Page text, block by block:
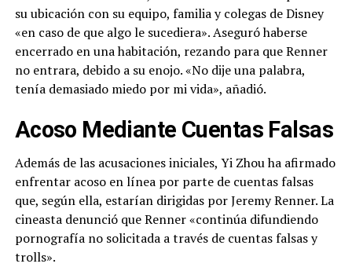
su ubicación con su equipo, familia y colegas de Disney
«en caso de que algo le sucediera». Aseguró haberse
encerrado en una habitación, rezando para que Renner
no entrara, debido a su enojo. «No dije una palabra,
tenía demasiado miedo por mi vida», añadió.
Acoso Mediante Cuentas Falsas
Además de las acusaciones iniciales, Yi Zhou ha afirmado
enfrentar acoso en línea por parte de cuentas falsas
que, según ella, estarían dirigidas por Jeremy Renner. La
cineasta denunció que Renner «continúa difundiendo
pornografía no solicitada a través de cuentas falsas y
trolls».